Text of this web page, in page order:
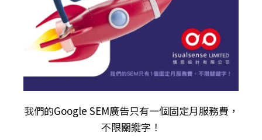
我們的Google SEM廣告只有一個固定月服務費，
不限關𨫡字！